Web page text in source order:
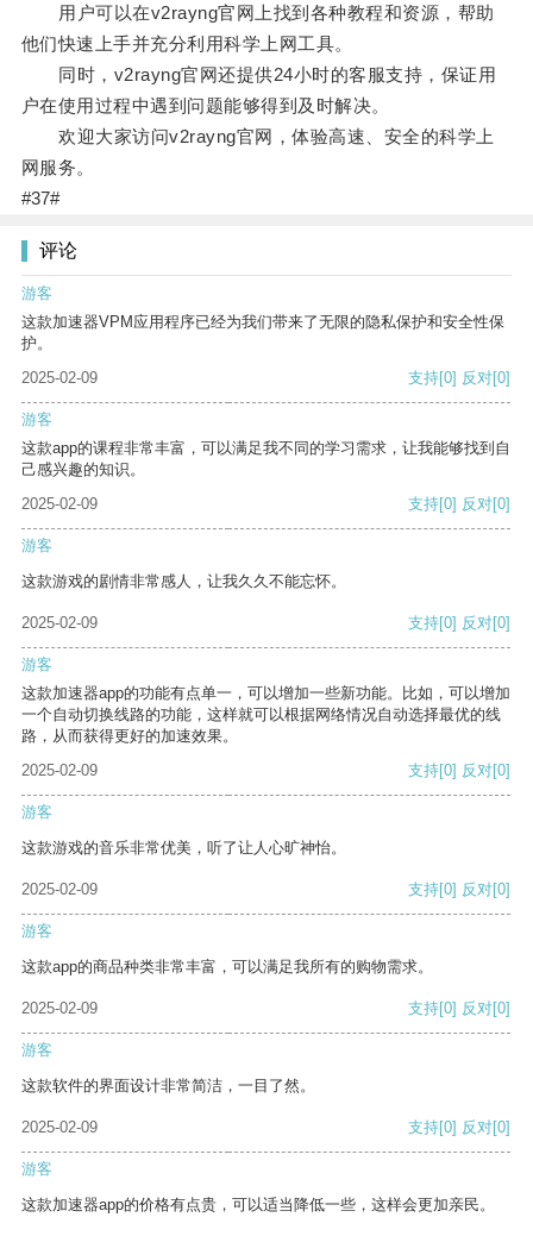
用户可以在v2rayng官网上找到各种教程和资源，帮助
他们快速上手并充分利用科学上网工具。
同时，v2rayng官网还提供24小时的客服支持，保证用
户在使用过程中遇到问题能够得到及时解决。
欢迎大家访问v2rayng官网，体验高速、安全的科学上
网服务。
#37#
评论
游客
这款加速器VPM应用程序已经为我们带来了无限的隐私保护和安全性保
护。
2025-02-09
支持[0] 反对[0]
游客
这款app的课程非常丰富，可以满足我不同的学习需求，让我能够找到自
己感兴趣的知识。
2025-02-09
支持[0] 反对[0]
游客
这款游戏的剧情非常感人，让我久久不能忘怀。
2025-02-09 支持[0] 反对[0]
游客
这款加速器app的功能有点单一，可以增加一些新功能。比如，可以增加
一个自动切换线路的功能，这样就可以根据网络情况自动选择最优的线
路，从而获得更好的加速效果。
2025-02-09
支持[0] 反对[0]
游客
这款游戏的音乐非常优美，听了让人心旷神怡。
2025-02-09 支持[0] 反对[0]
游客
这款app的商品种类非常丰富，可以满足我所有的购物需求。
2025-02-09 支持[0] 反对[0]
游客
这款软件的界面设计非常简洁，一目了然。
2025-02-09 支持[0] 反对[0]
游客
这款加速器app的价格有点贵，可以适当降低一些，这样会更加亲民。